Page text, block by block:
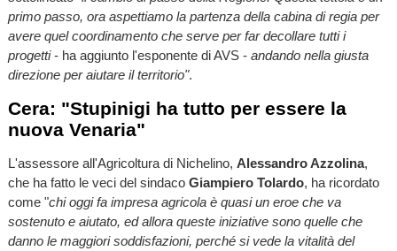
primo passo, ora aspettiamo la partenza della cabina di regia per
avere quel coordinamento che serve per far decollare tutti i
progetti- ha aggiunto l'esponente di AVS - andando nella giusta
direzione per aiutare il territorio".
Cera: "Stupinigi ha tutto per essere la
nuova Venaria"
L'assessore all'Agricoltura di Nichelino, Alessandro Azzolina,
che ha fatto le veci del sindacoGiampiero Tolardo, ha ricordato
come "chi oggi fa impresa agricola è quasi un eroe che va
sostenuto e aiutato, ed allora queste iniziative sono quelle che
danno le maggiori soddisfazioni, perché si vede la vitalità del